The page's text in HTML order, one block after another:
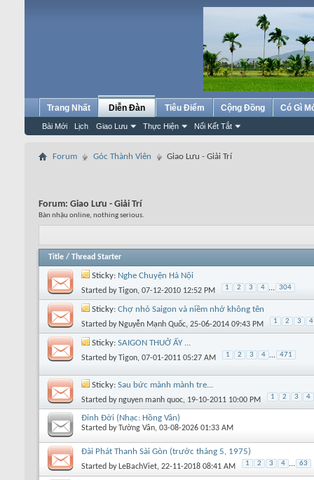
Trang Nhất Diễn Đàn
Bài Mới Lịch Giao Lưu Thực Hiện Nối Kết Tắt
Tiêu Điểm Cộng Đồng Có Gì
Forum Góc Thành Viên Giao Lưu - Giải Trí
Forum: Giao Lưu - Giải Trí
Bàn nhậu online, nothing serious.
Title / Thread Starter
Sticky: Nghe Chuyện Hà Nội
Started byTigon, 07-12-2010 12:52 PM 1 2 3 4 ... 304
Sticky: Chợ nhỏ Saigon và niềm nhớ không tên
Started by Nguyễn Mạnh Quốc, 25-06-2014 09:43 PM 1 2 3 4
Sticky: SAIGON THUỞ ẤY ...
Started byTigon, 07-01-2011 05:27 AM 1 2 3 4 ... 471
Sticky: Sau bức mành mành tre...
Started bynguyen manh quoc, 19-10-2011 10:00 PM 1 2 3 4
Đỉnh Đời (Nhạc: Hồng Vân)
Started by Tường Vân, 03-08-2026 01:33 AM
Đài Phát Thanh Sài Gòn (trước tháng 5, 1975)
Started by LeBachViet, 22-11-2018 08:41 AM 1 2 3 4 ... 63